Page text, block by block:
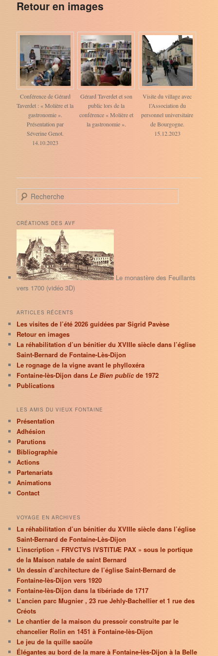
Retour en images
Conférence de Gérard
Taverdet : « Molière et la
gastronomie ».
Présentation par
Séverine Genot.
14.10.2023
Gérard Taverdet et son
public lors de la
conférence « Molière et
la gastronomie ».
Visite du village avec
l’Association du
personnel universitaire
de Bourgogne.
15.12.2023
e
h
e
r
h
e
CRÉATIONS DES AVF
Le monastère des Feuillants
vers 1700 (vidéo 3D)
ARTICLES RÉCENTS
Les visites de l’été 2026 guidées par Sigrid Pavèse
Retour en images
La réhabilitation d’un bénitier du XVIIIe siècle dans l’église
Saint-Bernard de Fontaine-Lès-Dijon
Le rognage de la vigne avant le phylloxéra
Fontaine-lès-Dijon dansLe Bien publicde 1972
Publications
LES AMIS DU VIEUX FONTAINE
Présentation
Adhésion
Parutions
Bibliographie
Actions
Partenariats
Animations
Contact
VOYAGE EN ARCHIVES
La réhabilitation d’un bénitier du XVIIIe siècle dans l’église
Saint-Bernard de Fontaine-Lès-Dijon
L’inscription « FRVCTVS IVSTITIÆ PAX » sous le portique
de la Maison natale de saint Bernard
Un dessin d’architecture de l’église Saint-Bernard de
Fontaine-lès-Dijon vers 1920
Fontaine-lès-Dijon dans la tibériade de 1717
L’ancien parc Mugnier , 23 rue Jehly-Bachellier et 1 rue des
Créots
Le chantier de la maison du pressoir construite par le
chancelier Rolin en 1451 à Fontaine-lès-Dijon
Le jeu de la quille saoûle
Élégantes au bord de la mare à Fontaine-lès-Dijon à la Belle